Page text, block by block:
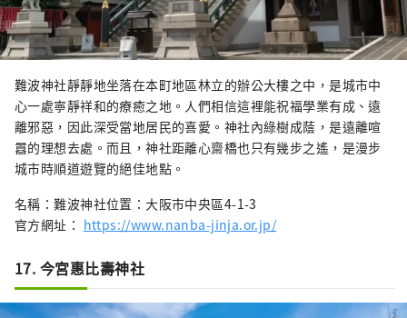
難波神社靜靜地坐落在本町地區林立的辦公大樓之中，是城市中
心一處寧靜祥和的療癒之地。人們相信這裡能祝福學業有成、遠
離邪惡，因此深受當地居民的喜愛。神社內綠樹成蔭，是遠離喧
囂的理想去處。而且，神社距離心齋橋也只有幾步之遙，是漫步
城市時順道遊覽的絕佳地點。
名稱：難波神社位置：大阪市中央區4-1-3
官方網址： https://www.nanba-jinja.or.jp/
17. 今宮惠比壽神社